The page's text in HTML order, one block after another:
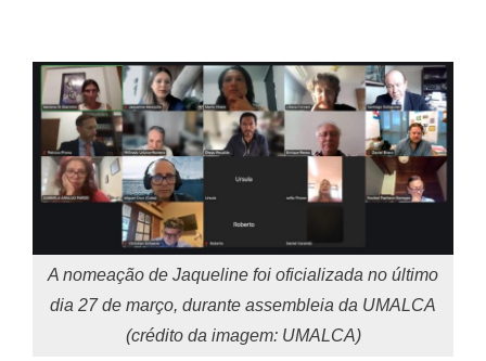
A nomeação de Jaqueline foi oficializada no último
dia 27 de março, durante assembleia da UMALCA
(crédito da imagem: UMALCA)